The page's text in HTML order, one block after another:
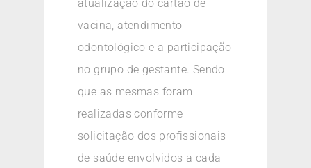
atualização do cartão de
vacina, atendimento
odontológico e a participação
no grupo de gestante. Sendo
que as mesmas foram
realizadas conforme
solicitação dos profissionais
de saúde envolvidos a cada